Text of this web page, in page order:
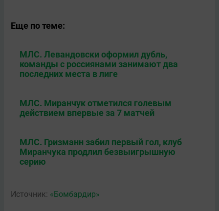
Еще по теме:
МЛС. Левандовски оформил дубль,
команды с россиянами занимают два
последних места в лиге
МЛС. Миранчук отметился голевым
действием впервые за 7 матчей
МЛС. Гризманн забил первый гол, клуб
Миранчука продлил безвыигрышную
серию
Источник: «Бомбардир»